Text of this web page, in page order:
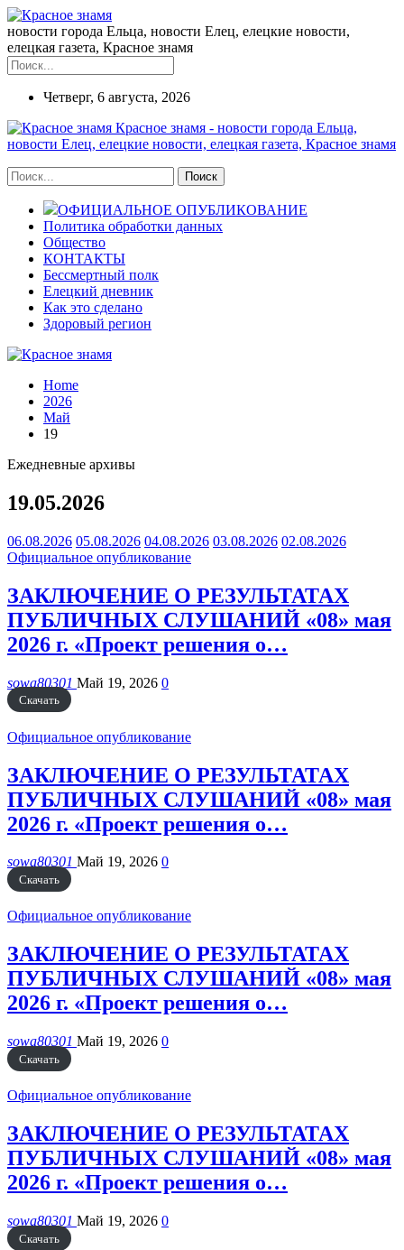
новости города Ельца, новости Елец, елецкие новости,
елецкая газета, Красное знамя
Четверг, 6 августа, 2026
Красное знамя - новости города Ельца,
новости Елец, елецкие новости, елецкая газета, Красное знамя
ОФИЦИАЛЬНОЕ ОПУБЛИКОВАНИЕ
Политика обработки данных
Общество
КОНТАКТЫ
Бессмертный полк
Елецкий дневник
Как это сделано
Здоровый регион
Home
2026
Май
19
Ежедневные архивы
19.05.2026
06.08.2026 05.08.2026 04.08.2026 03.08.2026 02.08.2026
Официальное опубликование
ЗАКЛЮЧЕНИЕ О РЕЗУЛЬТАТАХ
ПУБЛИЧНЫХ СЛУШАНИЙ «08» мая
2026 г. «Проект решения о…
sowa80301 Май 19, 2026 0
Скачать
Официальное опубликование
ЗАКЛЮЧЕНИЕ О РЕЗУЛЬТАТАХ
ПУБЛИЧНЫХ СЛУШАНИЙ «08» мая
2026 г. «Проект решения о…
sowa80301 Май 19, 2026 0
Скачать
Официальное опубликование
ЗАКЛЮЧЕНИЕ О РЕЗУЛЬТАТАХ
ПУБЛИЧНЫХ СЛУШАНИЙ «08» мая
2026 г. «Проект решения о…
sowa80301 Май 19, 2026 0
Скачать
Официальное опубликование
ЗАКЛЮЧЕНИЕ О РЕЗУЛЬТАТАХ
ПУБЛИЧНЫХ СЛУШАНИЙ «08» мая
2026 г. «Проект решения о…
sowa80301 Май 19, 2026 0
Скачать